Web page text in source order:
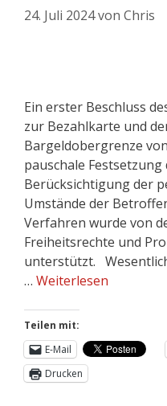
24. Juli 2024von Chris
Ein erster Beschluss
zur Bezahlkarte und
Bargeldobergrenze
pauschale
Berücksichtigung der
Umstände der
Verfahren wurde von
Freiheitsrechte und
unterstützt.
… Weiterlesen
Teilen mit:
E-Mail
Drucken